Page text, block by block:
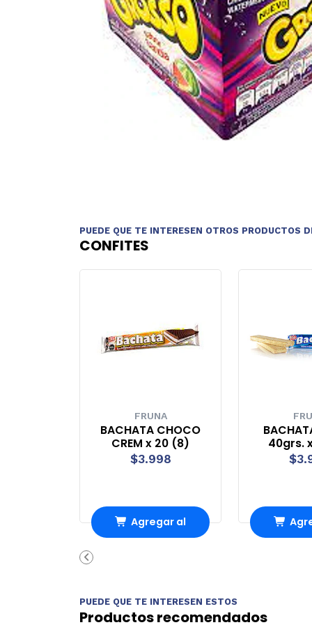
PUEDE QUE TE INTERESEN OTROS PRODUCTOS
CONFITES
FRUNA
BACHATA CHOCO
CREM x 20 (8)
$3.998
Agregar al
40grs.
PUEDE QUE TE INTERESEN ESTOS
Productos recomendados